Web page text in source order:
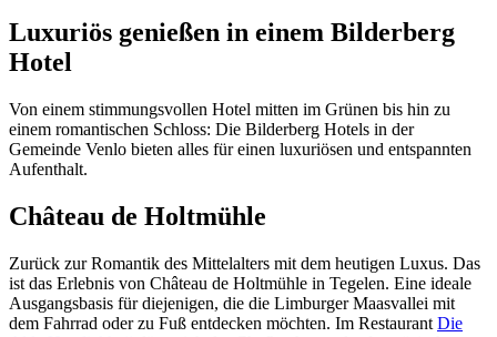
Luxuriös genießen in einem Bilderberg
Hotel
Von einem stimmungsvollen Hotel mitten im Grünen bis hin zu
einem romantischen Schloss: Die Bilderberg Hotels in der
Gemeinde Venlo bieten alles für einen luxuriösen und entspannten
Aufenthalt.
Château de Holtmühle
Zurück zur Romantik des Mittelalters mit dem heutigen Luxus. Das
ist das Erlebnis von Château de Holtmühle in Tegelen. Eine ideale
Ausgangsbasis für diejenigen, die die Limburger Maasvallei mit
dem Fahrrad oder zu Fuß entdecken möchten. Im Restaurant Die